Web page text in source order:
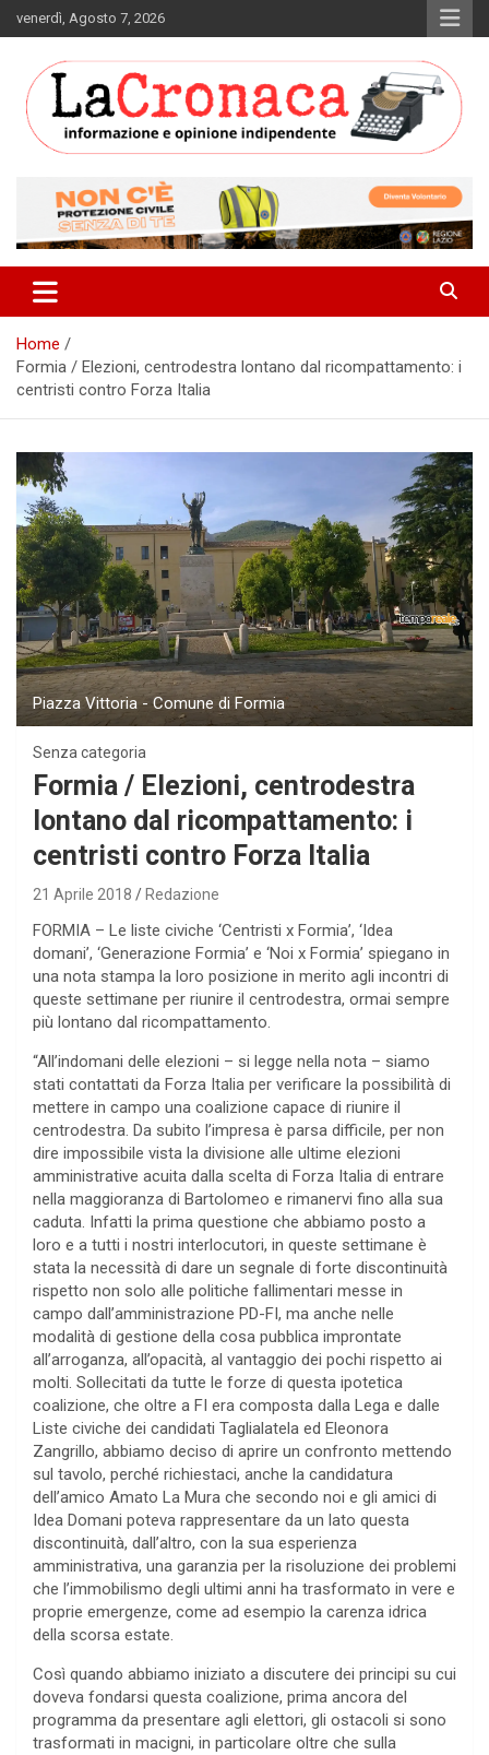
to
venerdì, Agosto 7, 2026
La Cronaca Quotidiano
Home
Formia / Elezioni, centrodestra lontano dal ricompattamento: i
centristi contro Forza Italia
Piazza Vittoria - Comune di Formia
Senza categoria
Formia / Elezioni, centrodestra
lontano dal ricompattamento: i
centristi contro Forza Italia
21 Aprile 2018 Redazione
FORMIA – Le liste civiche ‘Centristi x Formia’, ‘Idea
domani’, ‘Generazione Formia’ e ‘Noi x Formia’ spiegano in
una nota stampa la loro posizione in merito agli incontri di
queste settimane per riunire il centrodestra, ormai sempre
più lontano dal ricompattamento.
“All’indomani delle elezioni – si legge nella nota – siamo
stati contattati da Forza Italia per verificare la possibilità di
mettere in campo una coalizione capace di riunire il
centrodestra. Da subito l’impresa è parsa difficile, per non
dire impossibile vista la divisione alle ultime elezioni
amministrative acuita dalla scelta di Forza Italia di entrare
nella maggioranza di Bartolomeo e rimanervi fino alla sua
caduta. Infatti la prima questione che abbiamo posto a
loro e a tutti i nostri interlocutori, in queste settimane è
stata la necessità di dare un segnale di forte discontinuità
rispetto non solo alle politiche fallimentari messe in
campo dall’amministrazione PD-FI, ma anche nelle
modalità di gestione della cosa pubblica improntate
all’arroganza, all’opacità, al vantaggio dei pochi rispetto ai
molti. Sollecitati da tutte le forze di questa ipotetica
coalizione, che oltre a FI era composta dalla Lega e dalle
Liste civiche dei candidati Taglialatela ed Eleonora
Zangrillo, abbiamo deciso di aprire un confronto mettendo
sul tavolo, perché richiestaci, anche la candidatura
dell’amico Amato La Mura che secondo noi e gli amici di
Idea Domani poteva rappresentare da un lato questa
discontinuità, dall’altro, con la sua esperienza
amministrativa, una garanzia per la risoluzione dei problemi
che l’immobilismo degli ultimi anni ha trasformato in vere e
proprie emergenze, come ad esempio la carenza idrica
della scorsa estate.
Così quando abbiamo iniziato a discutere dei principi su cui
doveva fondarsi questa coalizione, prima ancora del
programma da presentare agli elettori, gli ostacoli si sono
trasformati in macigni, in particolare oltre che sulla